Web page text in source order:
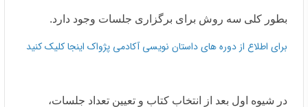
بطور کلی سه روش برای برگزاری جلسات وجود دارد.
برای اطلاع از دوره های داستان نویسی آکادمی پژواک اینجا کلیک کنید
در شیوه اول بعد از انتخاب کتاب و تعیین تعداد جلسات،